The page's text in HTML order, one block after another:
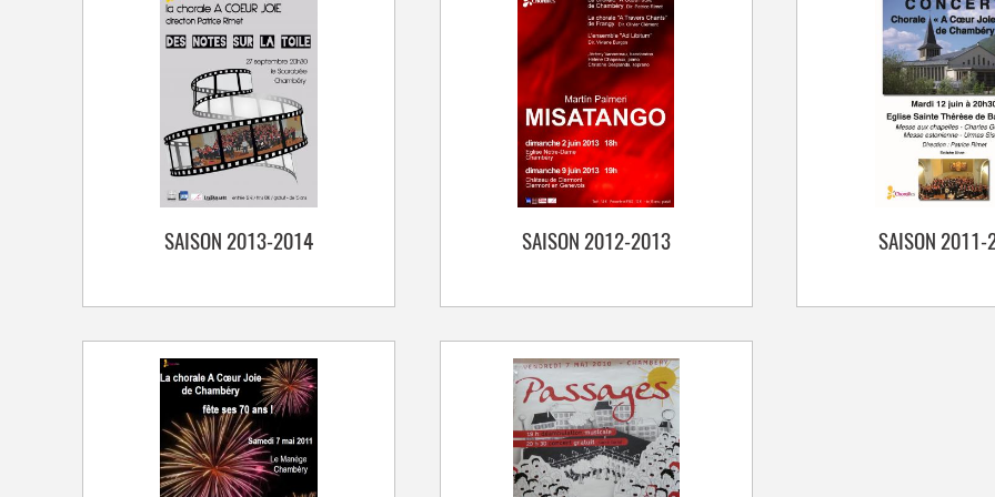
SAISON 2013-2014 SAISON 2012-2013 SAISON